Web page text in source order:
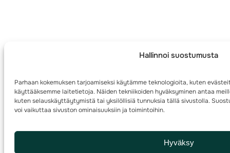
Hallinnoi suostumusta
Parhaan kokemuksen tarjoamiseksi käytämme teknologioita, kuten
käyttääksemme laitetietoja. Näiden tekniikoiden hyväksyminen antaa
kuten selauskäyttäytymistä tai yksilöllisiä tunnuksia tällä sivustolla.
voi vaikuttaa sivuston ominaisuuksiin ja toimintoihin.
Hyväksy